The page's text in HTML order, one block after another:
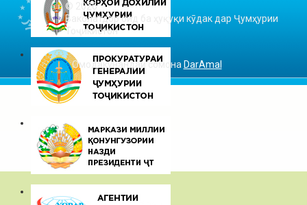
© 2026
Ваколатдор оид ба ҳуқуқи кӯдак дар Ҷумҳурии
Тоҷикистон
Омодакунандаи сомона DarAmal